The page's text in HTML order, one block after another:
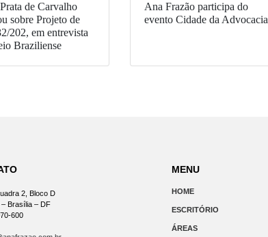
de Carvalho
sobre Projeto de
202, em entrevista
Braziliense
Ana Frazão participa do
evento Cidade da Advocacia
2, Bloco D
– Brasília – DF
600
MENU
HOME
ESCRITÓRIO
ÁREAS